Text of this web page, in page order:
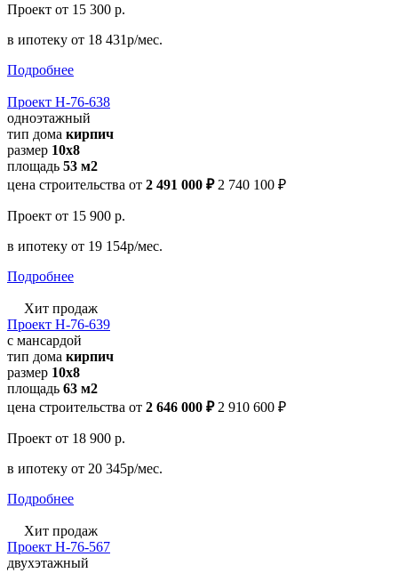
Проект от 15 300 р.
в ипотеку от 18 431р/мес.
Подробнее
Проект Н-76-638
одноэтажный
тип дома кирпич
размер 10x8
площадь 53 м2
цена строительства от 2 491 000 ₽ 2 740 100 ₽
Проект от 15 900 р.
в ипотеку от 19 154р/мес.
Подробнее
Хит продаж
Проект Н-76-639
с мансардой
тип дома кирпич
размер 10x8
площадь 63 м2
цена строительства от 2 646 000 ₽ 2 910 600 ₽
Проект от 18 900 р.
в ипотеку от 20 345р/мес.
Подробнее
Хит продаж
Проект Н-76-567
двухэтажный